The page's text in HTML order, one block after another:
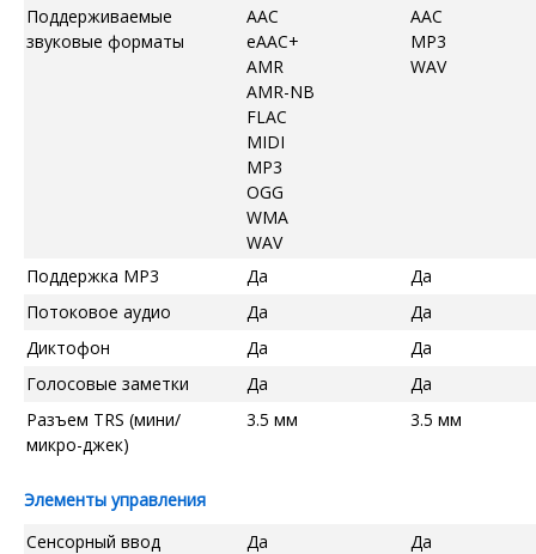
Поддерживаемые
звуковые форматы
AAC
eAAC+
AMR
AMR-NB
FLAC
MIDI
MP3
OGG
WMA
WAV
AAC
MP3
WAV
Поддержка MP3 Да
Да
Потоковое аудио
Да
Да
Диктофон
Да
Да
Голосовые заметки
Да
Да
Разъем TRS (мини/
микро-джек)
3.5 мм 3.5 мм
Элементы управления
Сенсорный ввод
Да
Да